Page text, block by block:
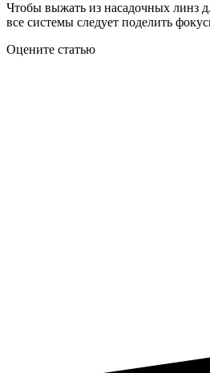
Чтобы выжать из насадочных линз
все системы следует поделить
Оцените статью